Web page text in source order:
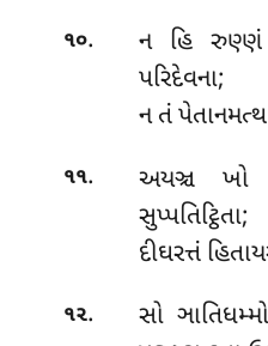
૧૦.
ન હિ રુણ્ણં
પરિદેવના;
ન તં
૧૧.
અયઞ્ચ ખો
સુપ્પતિટ્ઠિતા;
દીઘરત્તં
૧૨.
સો